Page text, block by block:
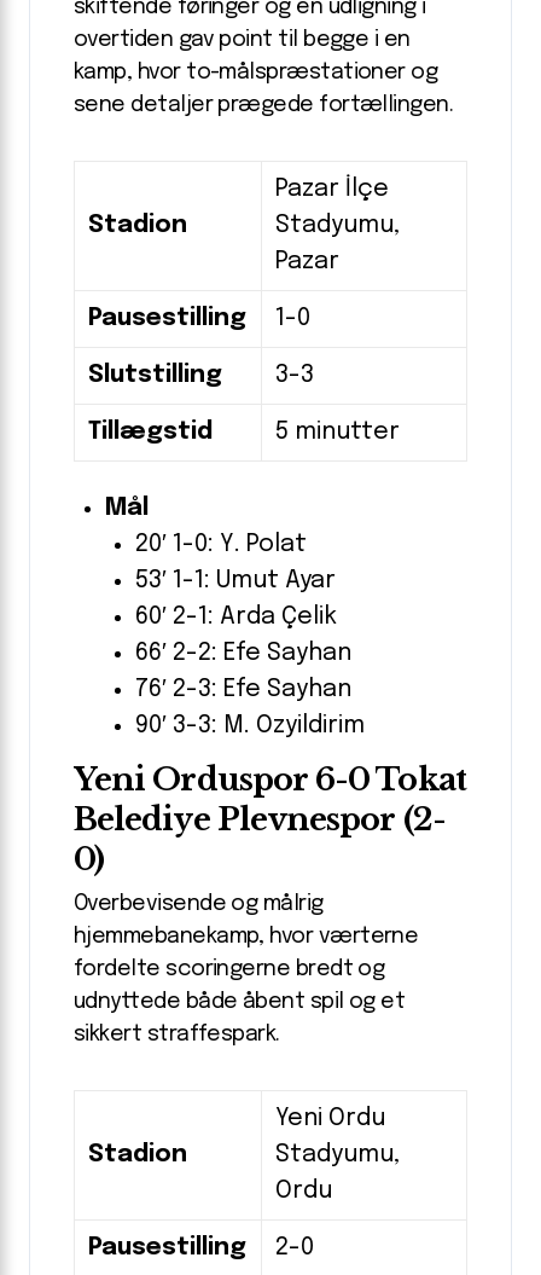
skiftende føringer og en udligning i
overtiden gav point til begge i en
kamp, hvor to-målspræstationer og
sene detaljer prægede fortællingen.
Stadion
Pazar İlçe
Stadyumu,
Pazar
Pausestilling 1-0
Slutstilling 3-3
Tillægstid 5 minutter
Mål
20′ 1-0: Y. Polat
53′ 1-1: Umut Ayar
60′ 2-1: Arda Çelik
66′ 2-2: Efe Sayhan
76′ 2-3: Efe Sayhan
90′ 3-3: M. Ozyildirim
Yeni Orduspor 6-0 Tokat
Belediye Plevnespor (2-
0)
Overbevisende og målrig
hjemmebanekamp, hvor værterne
fordelte scoringerne bredt og
udnyttede både åbent spil og et
sikkert straffespark.
Stadion
Yeni Ordu
Stadyumu,
Ordu
Pausestilling 2-0